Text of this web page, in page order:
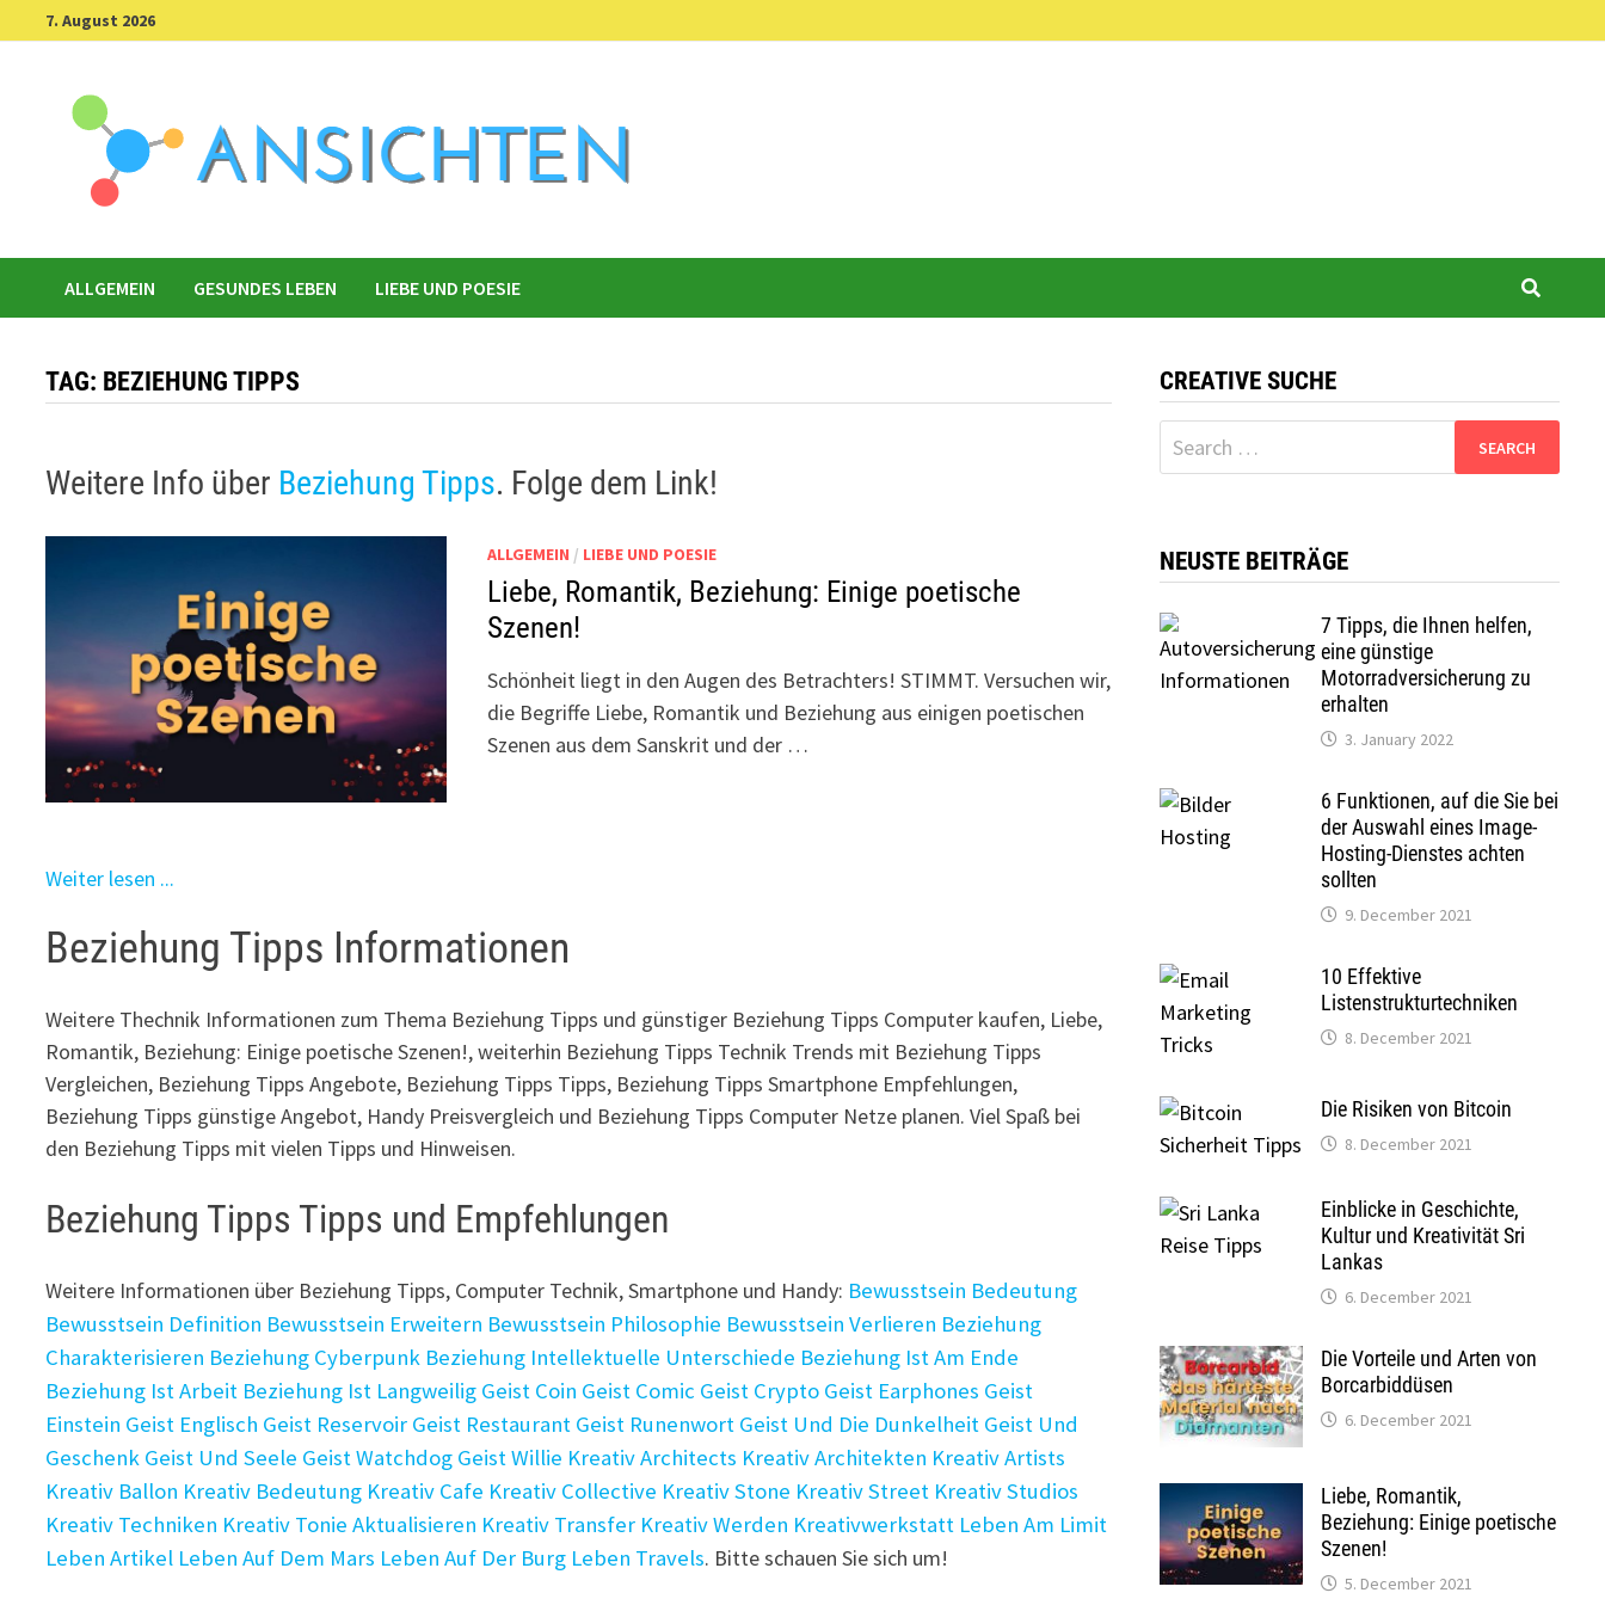
to
7. August 2026
ALLGEMEIN GESUNDES LEBEN LIEBE UND POESIE
TAG: BEZIEHUNG TIPPS
Weitere Info über Beziehung Tipps. Folge dem Link!
ALLGEMEIN / LIEBE UND POESIE
Liebe, Romantik, Beziehung: Einige poetische
Szenen!
Schönheit liegt in den Augen des Betrachters! STIMMT. Versuchen wir,
die Begriffe Liebe, Romantik und Beziehung aus einigen poetischen
Szenen aus dem Sanskrit und der …
Weiter lesen ...
Beziehung Tipps Informationen
Weitere Thechnik Informationen zum Thema Beziehung Tipps und günstiger Beziehung Tipps Computer kaufen, Liebe,
Romantik, Beziehung: Einige poetische Szenen!, weiterhin Beziehung Tipps Technik Trends mit Beziehung Tipps
Vergleichen, Beziehung Tipps Angebote, Beziehung Tipps Tipps, Beziehung Tipps Smartphone Empfehlungen,
Beziehung Tipps günstige Angebot, Handy Preisvergleich und Beziehung Tipps Computer Netze planen. Viel Spaß bei
den Beziehung Tipps mit vielen Tipps und Hinweisen.
Beziehung Tipps Tipps und Empfehlungen
Weitere Informationen über Beziehung Tipps, Computer Technik, Smartphone und Handy: Bewusstsein Bedeutung
Bewusstsein Definition Bewusstsein Erweitern Bewusstsein Philosophie Bewusstsein Verlieren Beziehung
Charakterisieren Beziehung Cyberpunk Beziehung Intellektuelle Unterschiede Beziehung Ist Am Ende
Beziehung Ist Arbeit Beziehung Ist Langweilig Geist Coin Geist Comic Geist Crypto Geist Earphones Geist
Einstein Geist Englisch Geist Reservoir Geist Restaurant Geist Runenwort Geist Und Die Dunkelheit Geist Und
Geschenk Geist Und Seele Geist Watchdog Geist Willie Kreativ Architects Kreativ Architekten Kreativ Artists
Kreativ Ballon Kreativ Bedeutung Kreativ Cafe Kreativ Collective Kreativ Stone Kreativ Street Kreativ Studios
Kreativ Techniken Kreativ Tonie Aktualisieren Kreativ Transfer Kreativ Werden Kreativwerkstatt Leben Am Limit
Leben Artikel Leben Auf Dem Mars Leben Auf Der Burg Leben Travels. Bitte schauen Sie sich um!
CREATIVE SUCHE
Search
for:
NEUSTE BEITRÄGE
7 Tipps, die Ihnen helfen,
eine günstige
Motorradversicherung zu
erhalten
3. January 2022
6 Funktionen, auf die Sie bei
der Auswahl eines Image-
Hosting-Dienstes achten
sollten
9. December 2021
10 Effektive
Listenstrukturtechniken
8. December 2021
Die Risiken von Bitcoin
8. December 2021
Einblicke in Geschichte,
Kultur und Kreativität Sri
Lankas
6. December 2021
Die Vorteile und Arten von
Borcarbiddüsen
6. December 2021
Liebe, Romantik,
Beziehung: Einige poetische
Szenen!
5. December 2021